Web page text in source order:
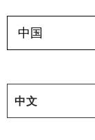
肤
中国